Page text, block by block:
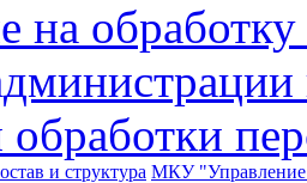
на
и структура МКУ "Управление